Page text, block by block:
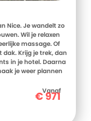
Nice. Je wandelt zo
Wil je relaxen
massage. Of
dak. Krijg je trek, dan
in je hotel. Daarna
je weer plannen
Vanaf
€971